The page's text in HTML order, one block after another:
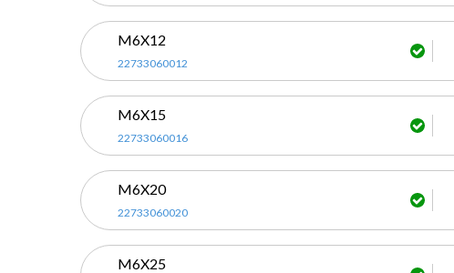
M6X12
22733060012
M6X15
22733060016
M6X20
22733060020
M6X25